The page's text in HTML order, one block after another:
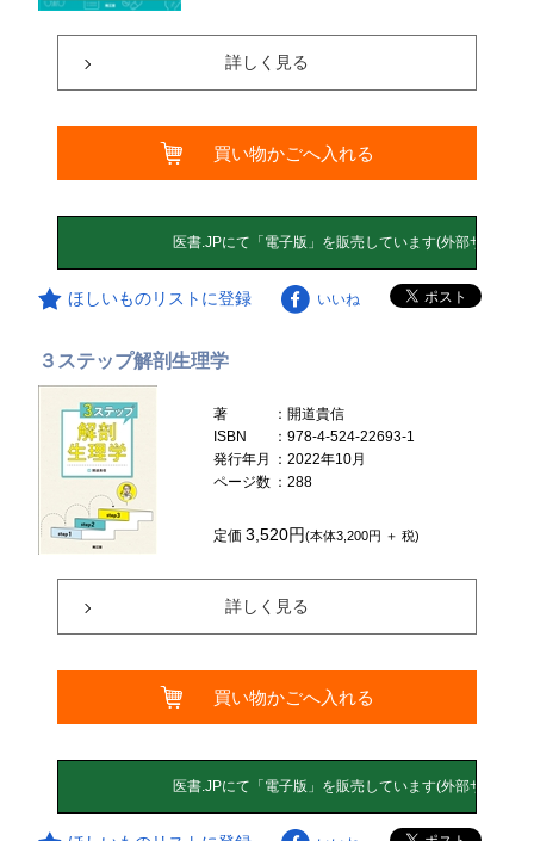
詳しく見る
買い物かごへ入れる
ほしいものリストに登録 いいね
３ステップ解剖生理学
著
：開道貴信
ISBN
：978-4-524-22693-1
発行年月
：2022年10月
ページ数 ：288
定価3,520円(本体3,200円 ＋ 税)
詳しく見る
買い物かごへ入れる